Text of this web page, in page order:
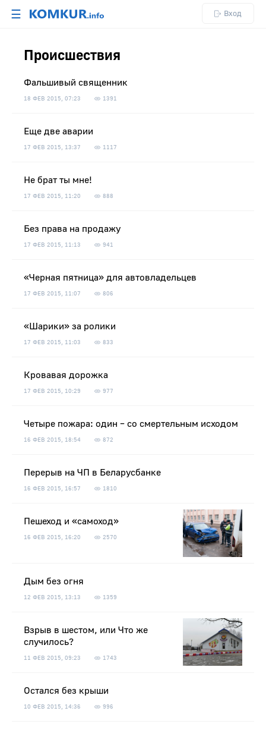
☰ Вход
Происшествия
Фальшивый священник
18 ФЕВ 2015, 07:23 1391
Еще две аварии
17 ФЕВ 2015, 13:37 1117
Не брат ты мне!
17 ФЕВ 2015, 11:20 888
Без права на продажу
17 ФЕВ 2015, 11:13 941
«Черная пятница» для автовладельцев
17 ФЕВ 2015, 11:07 806
«Шарики» за ролики
17 ФЕВ 2015, 11:03 833
Кровавая дорожка
17 ФЕВ 2015, 10:29 977
Четыре пожара: один – со смертельным исходом
16 ФЕВ 2015, 18:54 872
Перерыв на ЧП в Беларусбанке
16 ФЕВ 2015, 16:57 1810
Пешеход и «самоход»
16 ФЕВ 2015, 16:20 2570
Дым без огня
12 ФЕВ 2015, 13:13 1359
Взрыв в шестом, или Что же
случилось?
11 ФЕВ 2015, 09:23 1743
Остался без крыши
10 ФЕВ 2015, 14:36 996